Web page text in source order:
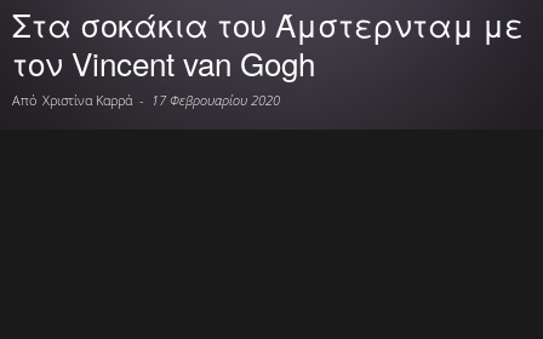
Στα σοκάκια του Άμστερνταμ με
τον Vincent van Gogh
Από Χριστίνα Καρρά - 17 Φεβρουαρίου 2020